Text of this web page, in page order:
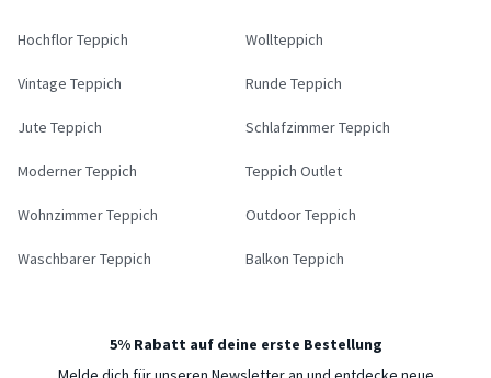
Hochflor Teppich Wollteppich
Vintage Teppich Runde Teppich
Jute Teppich Schlafzimmer Teppich
Moderner Teppich Teppich Outlet
Wohnzimmer Teppich Outdoor Teppich
Waschbarer Teppich Balkon Teppich
5% Rabatt auf deine erste Bestellung